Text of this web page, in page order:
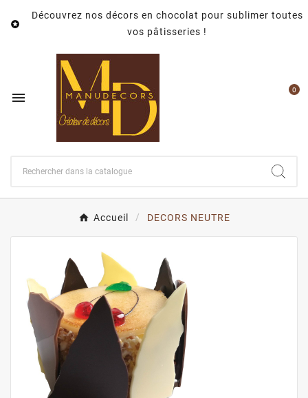

Découvrez nos décors en chocolat pour sublimer toutes
vos pâtisseries !
 0
Accueil DECORS NEUTRE